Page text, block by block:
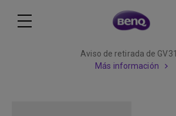
Aviso de retirada de GV31
Más información